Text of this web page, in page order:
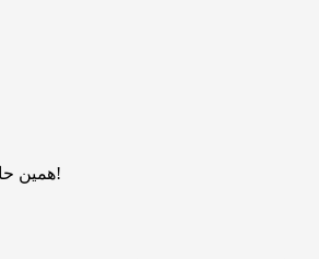
همین حالا در ارزپلاس ثبت‌نام کنید و ۱ میلیارد بیبی دوج هدیه بگیرید. بدون قرعه‌کشی، فرصت محدود!